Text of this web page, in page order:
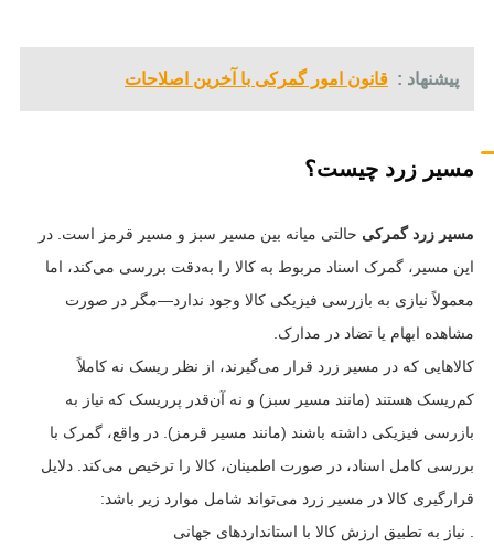
پیشنهاد : قانون امور گمرکی با آخرین اصلاحات
مسیر زرد چیست؟
مسیر زرد گمرکی حالتی میانه بین مسیر سبز و مسیر قرمز است. در
این مسیر، گمرک اسناد مربوط به کالا را به‌دقت بررسی می‌کند، اما
معمولاً نیازی به بازرسی فیزیکی کالا وجود ندارد—مگر در صورت
مشاهده ابهام یا تضاد در مدارک.
کالاهایی که در مسیر زرد قرار می‌گیرند، از نظر ریسک نه کاملاً
کم‌ریسک هستند (مانند مسیر سبز) و نه آن‌قدر پرریسک که نیاز به
بازرسی فیزیکی داشته باشند (مانند مسیر قرمز). در واقع، گمرک با
بررسی کامل اسناد، در صورت اطمینان، کالا را ترخیص می‌کند. دلایل
قرارگیری کالا در مسیر زرد می‌تواند شامل موارد زیر باشد:
. نیاز به تطبیق ارزش کالا با استانداردهای جهانی